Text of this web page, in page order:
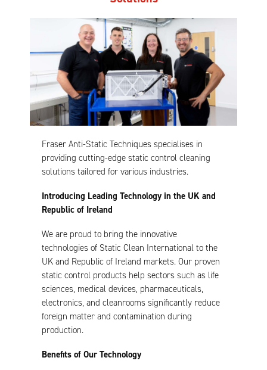
Fraser Anti-Static Techniques specialises in
providing cutting-edge static control cleaning
solutions tailored for various industries.
Introducing Leading Technology in the UK and
Republic of Ireland
We are proud to bring the innovative
technologies of Static Clean International to the
UK and Republic of Ireland markets. Our proven
static control products help sectors such as life
sciences, medical devices, pharmaceuticals,
electronics, and cleanrooms significantly reduce
foreign matter and contamination during
production.
Benefits of Our Technology